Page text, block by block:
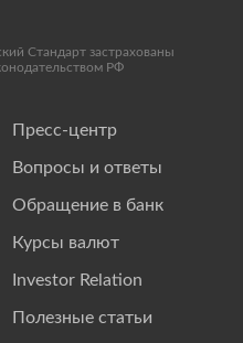
Пресс-центр
Вопросы и ответы
Обращение в банк
Курсы валют
Investor Relation
Полезные статьи
Стандарт застрахованы
РФ